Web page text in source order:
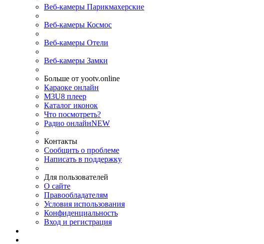
Веб-камеры Парикмахерские
Веб-камеры Космос
Веб-камеры Отели
Веб-камеры Замки
Больше от yootv.online
Караоке онлайн
M3U8 плеер
Каталог иконок
Что посмотреть?
Радио онлайнNEW
Контакты
Сообщить о проблеме
Написать в поддержку
Для пользователей
О сайте
Правообладателям
Условия использования
Конфиденциальность
Вход и регистрация